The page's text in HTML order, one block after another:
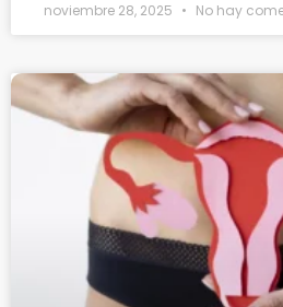
noviembre 28, 2025 No hay